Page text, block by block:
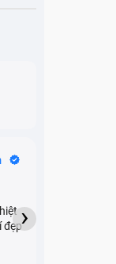
đẹp›